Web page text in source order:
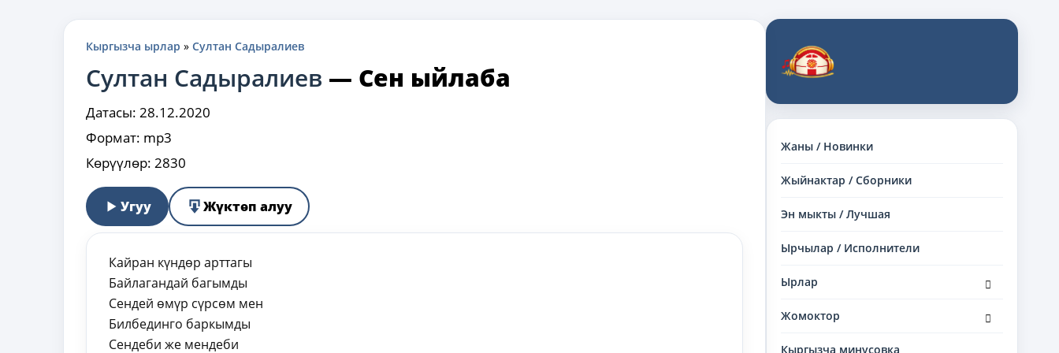
Жаны / Новинки
Жыйнактар / Сборники
Эн мыкты / Лучшая
Ырчылар / Исполнители
Ырлар
дочернее
Жомоктор
дочернее
Кыргызча минусовка
Кыргызча ырлар » Султан Садыралиев
Султан Садыралиев — Сен ыйлаба
Датасы: 28.12.2020
Формат: mp3
Көрүүлөр: 2830
Угуу Жүктөп алуу
Кайран күндөр арттагы
Байлагандай багымды
Сендей өмүр сүрсөм мен
Билбединго баркымды
Сендеби же мендеби